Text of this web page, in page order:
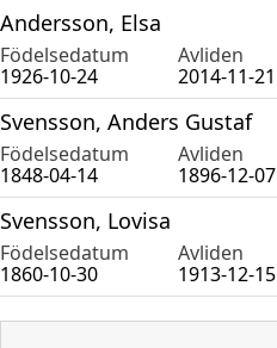
Andersson, Elsa
Födelsedatum Avliden
1926-10-24
2014-11-21
Svensson, Anders Gustaf
Födelsedatum Avliden
1848-04-14
1896-12-07
Svensson, Lovisa
Födelsedatum Avliden
1860-10-30
1913-12-15